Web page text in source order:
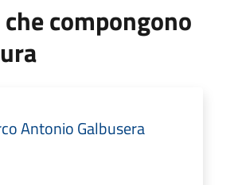
compongono
Antonio Galbusera